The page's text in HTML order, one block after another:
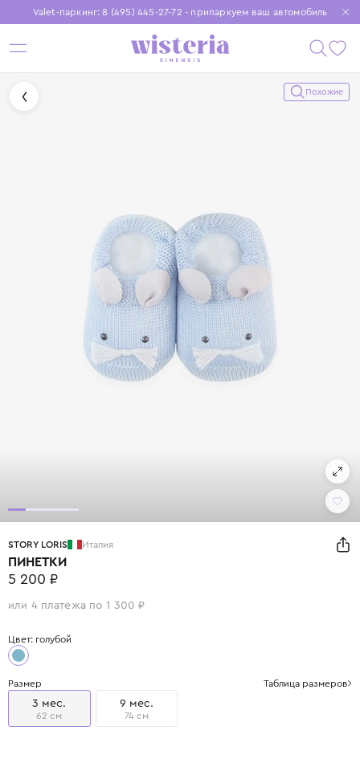
Valet-паркинг: 8 (495) 445-27-72 - припаркуем ваш автомобиль
Бесплатная доставка при заказе от 15 000 ₽
Установите приложение, чтобы покупки были еще удобнее
Похожие
STORY LORIS Италия
ПИНЕТКИ
5 200 ₽
или 4 платежа по 1 300 ₽
Цвет: голубой
Размер Таблица размеров
3 мес.
62 см
9 мес.
74 см